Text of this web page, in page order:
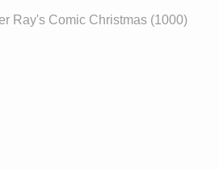
Ray's Comic Christmas (1000)